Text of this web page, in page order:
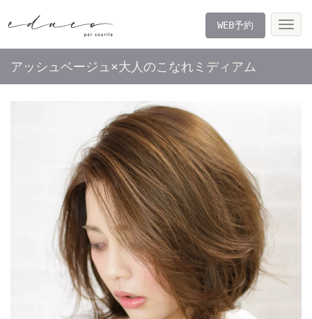
WEB予約
アッシュベージュ×大人のこなれミディアム